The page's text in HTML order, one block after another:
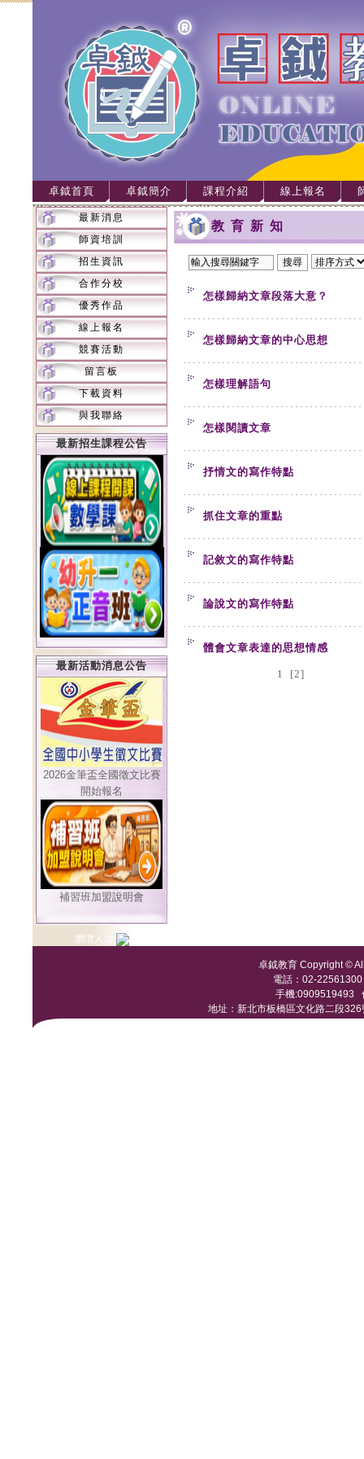
卓鉞首頁 卓鉞簡介 課程介紹 線上報名
最新消息
師資培訓
招生資訊
合作分校
優秀作品
線上報名
競賽活動
留言板
下載資料
與我聯絡
最新招生課程公告
最新活動消息公告
2026金筆盃全國徵文比賽
開始報名
補習班加盟說明會
教育新知
怎樣歸納文章段落大意？
怎樣歸納文章的中心思想
怎樣理解語句
怎樣閱讀文章
抒情文的寫作特點
抓住文章的重點
記敘文的寫作特點
論說文的寫作特點
體會文章表達的思想情感
1 [2]
瀏灠人次:
卓鉞教育 Copyright ©
電話：02-
手機:0909519493
地址：新北市板橋區文化路二段